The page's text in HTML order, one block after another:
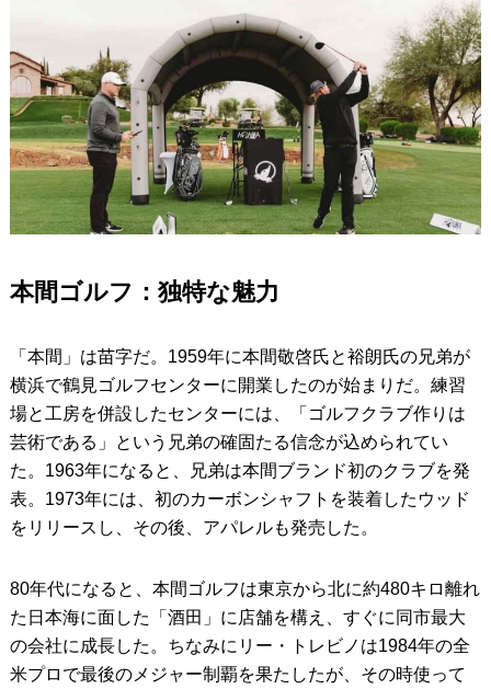
本間ゴルフ：独特な魅力
「本間」は苗字だ。1959年に本間敬啓氏と裕朗氏の兄弟が
横浜で鶴見ゴルフセンターに開業したのが始まりだ。練習
場と工房を併設したセンターには、「ゴルフクラブ作りは
芸術である」という兄弟の確固たる信念が込められてい
た。1963年になると、兄弟は本間ブランド初のクラブを発
表。1973年には、初のカーボンシャフトを装着したウッド
をリリースし、その後、アパレルも発売した。
80年代になると、本間ゴルフは東京から北に約480キロ離れ
た日本海に面した「酒田」に店舗を構え、すぐに同市最大
の会社に成長した。ちなみにリー・トレビノは1984年の全
米プロで最後のメジャー制覇を果たしたが、その時使って